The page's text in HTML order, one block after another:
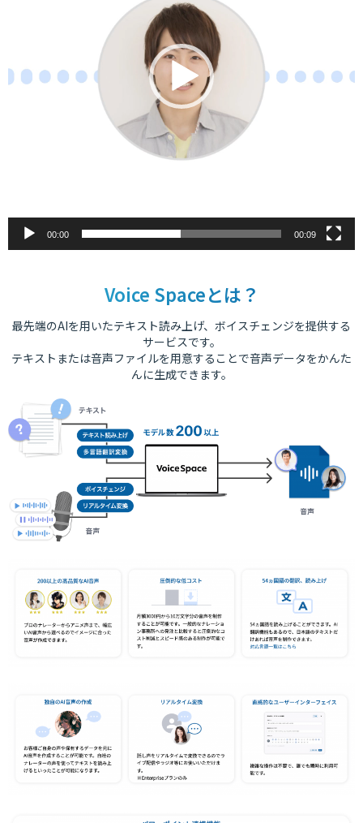
ー
00:00 00:09
Voice Spaceとは？
最先端のAIを用いたテキスト読み上げ、ボイスチェンジを提供する
サービスです。
テキストまたは音声ファイルを用意することで音声データをかんた
んに生成できます。